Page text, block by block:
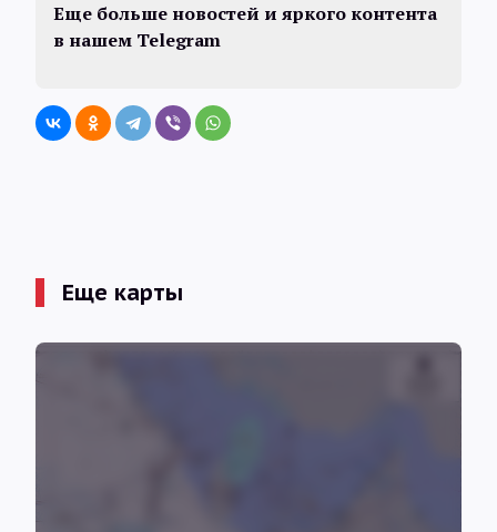
Еще больше новостей и яркого контента
в нашем Telegram
Еще карты